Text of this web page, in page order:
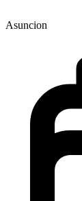
Asuncion